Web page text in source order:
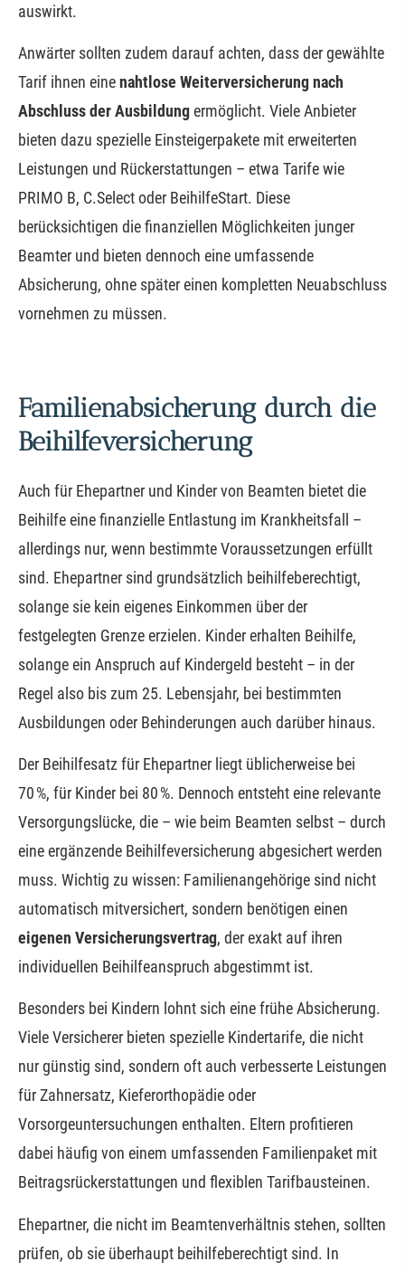
auswirkt.
Anwärter sollten zudem darauf achten, dass der gewählte
Tarif ihnen einenahtlose Weiterversicherung nach
Abschluss der Ausbildungermöglicht. Viele Anbieter
bieten dazu spezielle Einsteigerpakete mit erweiterten
Leistungen und Rückerstattungen – etwa Tarife wie
PRIMO B, C.Select oder BeihilfeStart. Diese
berücksichtigen die finanziellen Möglichkeiten junger
Beamter und bieten dennoch eine umfassende
Absicherung, ohne später einen kompletten Neuabschluss
vornehmen zu müssen.
Familienabsicherung durch die
Beihilfeversicherung
Auch für Ehepartner und Kinder von Beamten bietet die
Beihilfe eine finanzielle Entlastung im Krankheitsfall –
allerdings nur, wenn bestimmte Voraussetzungen erfüllt
sind. Ehepartner sind grundsätzlich beihilfeberechtigt,
solange sie kein eigenes Einkommen über der
festgelegten Grenze erzielen. Kinder erhalten Beihilfe,
solange ein Anspruch auf Kindergeld besteht – in der
Regel also bis zum 25. Lebensjahr, bei bestimmten
Ausbildungen oder Behinderungen auch darüber hinaus.
Der Beihilfesatz für Ehepartner liegt üblicherweise bei
70 %, für Kinder bei 80 %. Dennoch entsteht eine relevante
Versorgungslücke, die – wie beim Beamten selbst – durch
eine ergänzende Beihilfeversicherung abgesichert werden
muss. Wichtig zu wissen: Familienangehörige sind nicht
automatisch mitversichert, sondern benötigen einen
eigenen Versicherungsvertrag, der exakt auf ihren
individuellen Beihilfeanspruch abgestimmt ist.
Besonders bei Kindern lohnt sich eine frühe Absicherung.
Viele Versicherer bieten spezielle Kindertarife, die nicht
nur günstig sind, sondern oft auch verbesserte Leistungen
für Zahnersatz, Kieferorthopädie oder
Vorsorgeuntersuchungen enthalten. Eltern profitieren
dabei häufig von einem umfassenden Familienpaket mit
Beitragsrückerstattungen und flexiblen Tarifbausteinen.
Ehepartner, die nicht im Beamtenverhältnis stehen, sollten
prüfen, ob sie überhaupt beihilfeberechtigt sind. In